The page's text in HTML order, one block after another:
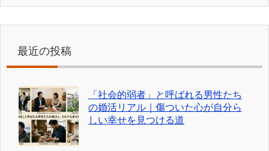
最近の投稿
「社会的弱者」と呼ばれる男性たち
の婚活リアル｜傷ついた心が自分ら
しい幸せを見つける道